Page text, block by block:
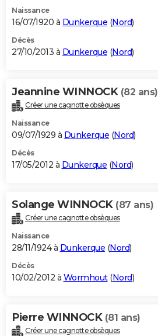
Naissance
16/07/1920 à Dunkerque (Nord)
Décès
27/10/2013 à Dunkerque (Nord)
Jeannine WINNOCK (82 ans)
Créer une cagnotte obsèques
Naissance
09/07/1929 à Dunkerque (Nord)
Décès
17/05/2012 à Dunkerque (Nord)
Solange WINNOCK (87 ans)
Créer une cagnotte obsèques
Naissance
28/11/1924 à Dunkerque (Nord)
Décès
10/02/2012 à Wormhout(Nord)
Pierre WINNOCK (81 ans)
Créer une cagnotte obsèques